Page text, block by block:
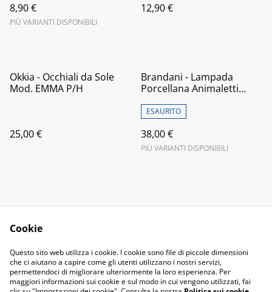
8,90 €
PIÙ VARIANTI DISPONIBILI
12,90 €
Okkia - Occhiali da Sole
Mod. EMMA P/H
25,00 €
Brandani - Lampada
Porcellana Animaletti
ESAURITO
38,00 €
PIÙ VARIANTI DISPONIBILI
Contact Us
Legal Terms
Privacy Policy
Cookie Policy
Cookie
Questo sito web utilizza i cookie. I cookie sono file di piccole dimensioni
che ci aiutano a capire come gli utenti utilizzano i nostri servizi,
permettendoci di migliorare ulteriormente la loro esperienza. Per
maggiori informazioni sui cookie e sul modo in cui vengono utilizzati, fai